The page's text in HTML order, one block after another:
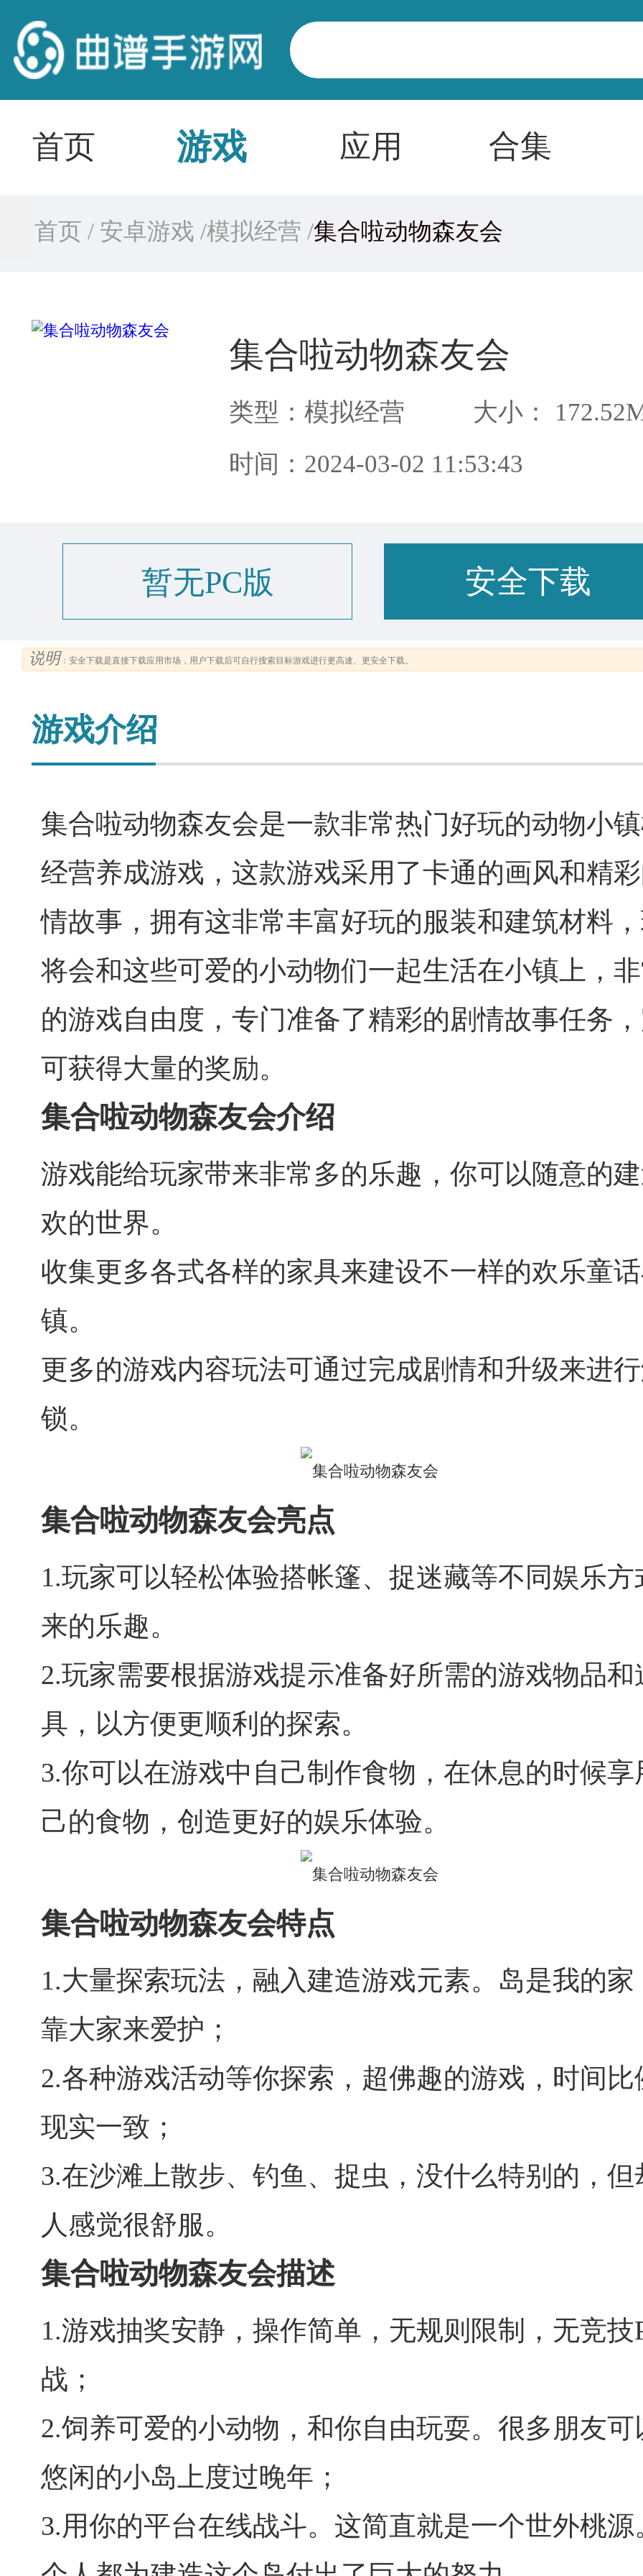
首页 游戏 应用 合集
首页 /安卓游戏 /模拟经营 /集合啦动物森友会
集合啦动物森友会
类型：模拟经营
大小：
时间：2024-03-02 11:53:43
暂无PC版 安全下载
说明：安全下载是直接下载应用市场，用户下载后可自行搜索目标游戏进行更高速、更安全下载。
游戏介绍
集合啦动物森友会是一款非常热门好玩的动物小
经营养成游戏，这款游戏采用了卡通的画风和精
情故事，拥有这非常丰富好玩的服装和建筑材料
将会和这些可爱的小动物们一起生活在小镇上，
的游戏自由度，专门准备了精彩的剧情故事任务
可获得大量的奖励。
集合啦动物森友会介绍
游戏能给玩家带来非常多的乐趣，你可以随意的
欢的世界。
收集更多各式各样的家具来建设不一样的欢乐童
镇。
更多的游戏内容玩法可通过完成剧情和升级来进
锁。
集合啦动物森友会亮点
1.玩家可以轻松体验搭帐篷、捉迷藏等不同娱乐方
来的乐趣。
2.玩家需要根据游戏提示准备好所需的游戏物品和
具，以方便更顺利的探索。
3.你可以在游戏中自己制作食物，在休息的时候享
己的食物，创造更好的娱乐体验。
集合啦动物森友会特点
1.大量探索玩法，融入建造游戏元素。岛是我的家
靠大家来爱护；
2.各种游戏活动等你探索，超佛趣的游戏，时间比
现实一致；
3.在沙滩上散步、钓鱼、捉虫，没什么特别的，但
人感觉很舒服。
集合啦动物森友会描述
1.游戏抽奖安静，操作简单，无规则限制，无竞技
战；
2.饲养可爱的小动物，和你自由玩耍。很多朋友可
悠闲的小岛上度过晚年；
3.用你的平台在线战斗。这简直就是一个世外桃源